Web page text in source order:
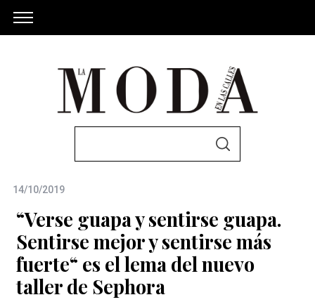
c
h
f
r
S
14/10/2019
“Verse guapa y sentirse guapa.
Sentirse mejor y sentirse más
fuerte“ es el lema del nuevo
taller de Sephora